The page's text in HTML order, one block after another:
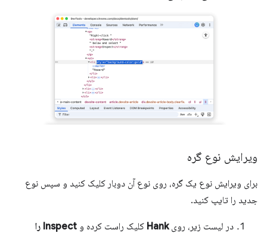
ویرایش نوع گره
برای ویرایش نوع یک گره، روی نوع آن دوبار کلیک کنید و سپس نوع
جدید را تایپ کنید.
در لیست زیر، رویHank کلیک راست کرده و Inspect را